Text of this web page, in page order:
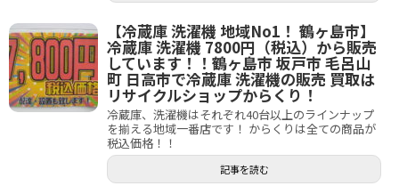
【冷蔵庫 洗濯機 地域No1！ 鶴ヶ島市】
冷蔵庫 洗濯機 7800円（税込）から販売
しています！！鶴ヶ島市 坂戸市 毛呂山
町 日高市で冷蔵庫 洗濯機の販売 買取は
リサイクルショップからくり！
冷蔵庫、洗濯機はそれぞれ40台以上のラインナップ
を揃える地域一番店です！ からくりは全ての商品が
税込価格！！
記事を読む